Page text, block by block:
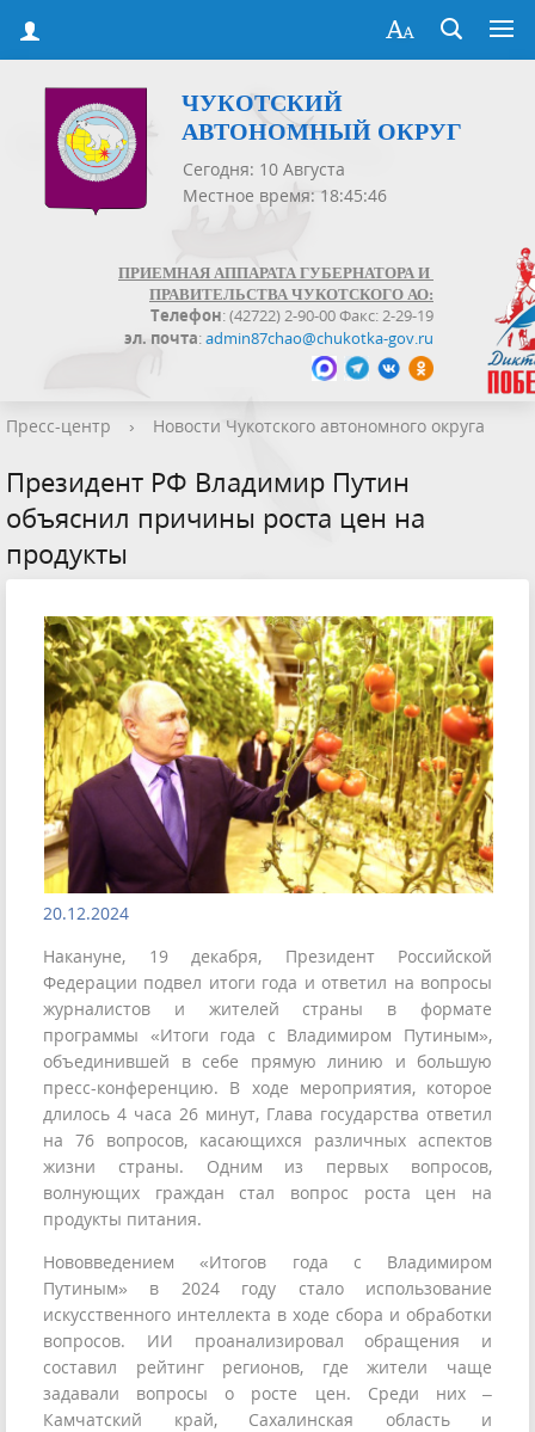
ЧУКОТСКИЙ
АВТОНОМНЫЙ ОКРУГ
Сегодня: 10 Августа
Местное время: 18:45:47
ПРИЕМНАЯ АППАРАТА ГУБЕРНАТОРА И
ПРАВИТЕЛЬСТВА ЧУКОТСКОГО АО:
Телефон: (42722) 2-90-00 Факс: 2-29-19
эл. почта:admin87chao@chukotka-gov.ru
Пресс-центр › Новости Чукотского автономного округа
Президент РФ Владимир Путин
объяснил причины роста цен на
продукты
20.12.2024
Накануне, 19 декабря, Президент Российской
Федерации подвел итоги года и ответил на вопросы
журналистов и жителей страны в формате
программы «Итоги года с Владимиром Путиным»,
объединившей в себе прямую линию и большую
пресс-конференцию. В ходе мероприятия, которое
длилось 4 часа 26 минут, Глава государства ответил
на 76 вопросов, касающихся различных аспектов
жизни страны. Одним из первых вопросов,
волнующих граждан стал вопрос роста цен на
продукты питания.
Нововведением «Итогов года с Владимиром
Путиным» в 2024 году стало использование
искусственного интеллекта в ходе сбора и обработки
вопросов. ИИ проанализировал обращения и
составил рейтинг регионов, где жители чаще
задавали вопросы о росте цен. Среди них –
Камчатский край, Сахалинская область и